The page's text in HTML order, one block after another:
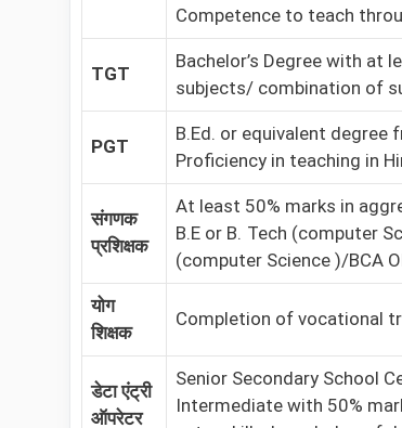
Competence to teach
TGT
Bachelor’s Degree with at
subjects/ combination of
PGT
B.Ed. or equivalent degree
Proficiency in teaching in
संगणक
प्रशिक्षक
At least 50% marks in
B.E or B. Tech (computer
(computer Science )/BCA
योग
शिक्षक
Completion of vocational
डेटा एंट्री
ऑपरेटर
Senior Secondary School
Intermediate with 50%